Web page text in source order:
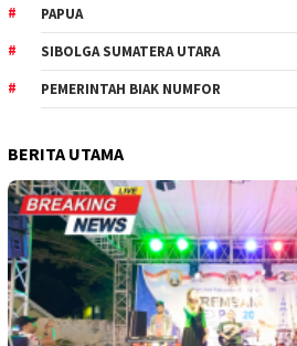
PAPUA
SIBOLGA SUMATERA UTARA
PEMERINTAH BIAK NUMFOR
BERITA UTAMA